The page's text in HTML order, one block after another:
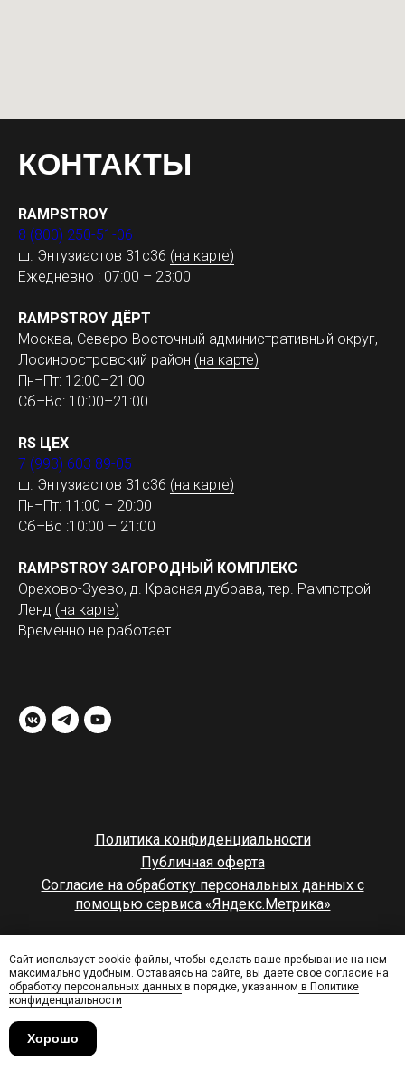
Сайт использует cookie-файлы, чтобы сделать ваше пребывание на нем
максимально удобным. Оставаясь на сайте, вы даете свое согласие на
обработку персональных данных в порядке, указанном в Политике
конфиденциальности
Хорошо
КОНТАКТЫ
RAMPSTROY
8 (800) 250-51-06
ш. Энтузиастов 31с36 (на карте)
Ежедневно : 07:00 – 23:00
RAMPSTROY ДЁРТ
Москва, Северо-Восточный административный округ,
Лосиноостровский район (на карте)
Пн–Пт: 12:00–21:00
Сб–Вс: 10:00–21:00
RS ЦЕХ
7 (993) 603 89-05
ш. Энтузиастов 31с36 (на карте)
Пн–Пт: 11:00 – 20:00
Сб–Вс :10:00 – 21:00
RAMPSTROY ЗАГОРОДНЫЙ КОМПЛЕКС
Орехово-Зуево, д. Красная дубрава, тер. Рампстрой
Ленд (на карте)
Временно не работает
Политика конфиденциальности
Публичная оферта
Согласие на обработку персональных данных с
помощью сервиса «Яндекс.Метрика»
наверх